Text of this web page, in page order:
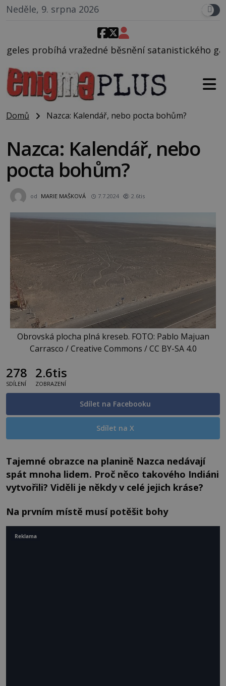
Neděle, 9. srpna 2026
běsnění satanistického gangu vedeného
Domů Nazca: Kalendář, nebo pocta bohům?
Nazca: Kalendář, nebo
pocta bohům?
od MARIE MAŠKOVÁ 7.7.2024 2.6tis
Obrovská plocha plná kreseb. FOTO: Pablo Majuan
Carrasco / Creative Commons / CC BY-SA 4.0
278
SDÍLENÍ
2.6tis
ZOBRAZENÍ
Sdílet na Facebooku
Sdílet na X
Tajemné obrazce na planině Nazca nedávají
spát mnoha lidem. Proč něco takového Indiáni
vytvořili? Viděli je někdy v celé jejich kráse?
Na prvním místě musí potěšit bohy
Reklama